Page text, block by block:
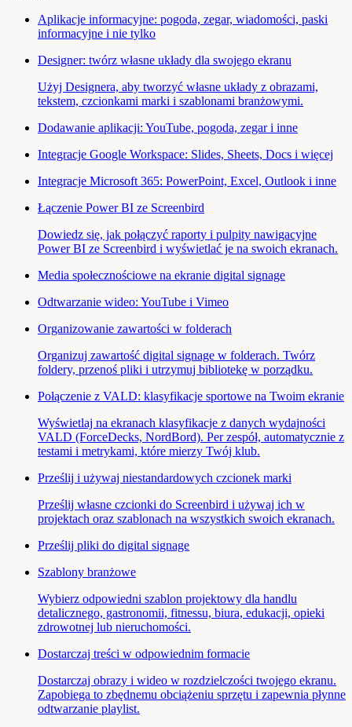
Aplikacje informacyjne: pogoda, zegar, wiadomości, paski
informacyjne i nie tylko
Designer: twórz własne układy dla swojego ekranu
Użyj Designera, aby tworzyć własne układy z obrazami,
tekstem, czcionkami marki i szablonami branżowymi.
Dodawanie aplikacji: YouTube, pogoda, zegar i inne
Integracje Google Workspace: Slides, Sheets, Docs i więcej
Integracje Microsoft 365: PowerPoint, Excel, Outlook i inne
Łączenie Power BI ze Screenbird
Dowiedz się, jak połączyć raporty i pulpity nawigacyjne
Power BI ze Screenbird i wyświetlać je na swoich ekranach.
Media społecznościowe na ekranie digital signage
Odtwarzanie wideo: YouTube i Vimeo
Organizowanie zawartości w folderach
Organizuj zawartość digital signage w folderach. Twórz
foldery, przenoś pliki i utrzymuj bibliotekę w porządku.
Połączenie z VALD: klasyfikacje sportowe na Twoim ekranie
Wyświetlaj na ekranach klasyfikacje z danych wydajności
VALD (ForceDecks, NordBord). Per zespół, automatycznie z
testami i metrykami, które mierzy Twój klub.
Prześlij i używaj niestandardowych czcionek marki
Prześlij własne czcionki do Screenbird i używaj ich w
projektach oraz szablonach na wszystkich swoich ekranach.
Prześlij pliki do digital signage
Szablony branżowe
Wybierz odpowiedni szablon projektowy dla handlu
detalicznego, gastronomii, fitnessu, biura, edukacji, opieki
zdrowotnej lub nieruchomości.
Dostarczaj treści w odpowiednim formacie
Dostarczaj obrazy i wideo w rozdzielczości twojego ekranu.
Zapobiega to zbędnemu obciążeniu sprzętu i zapewnia płynne
odtwarzanie playlist.